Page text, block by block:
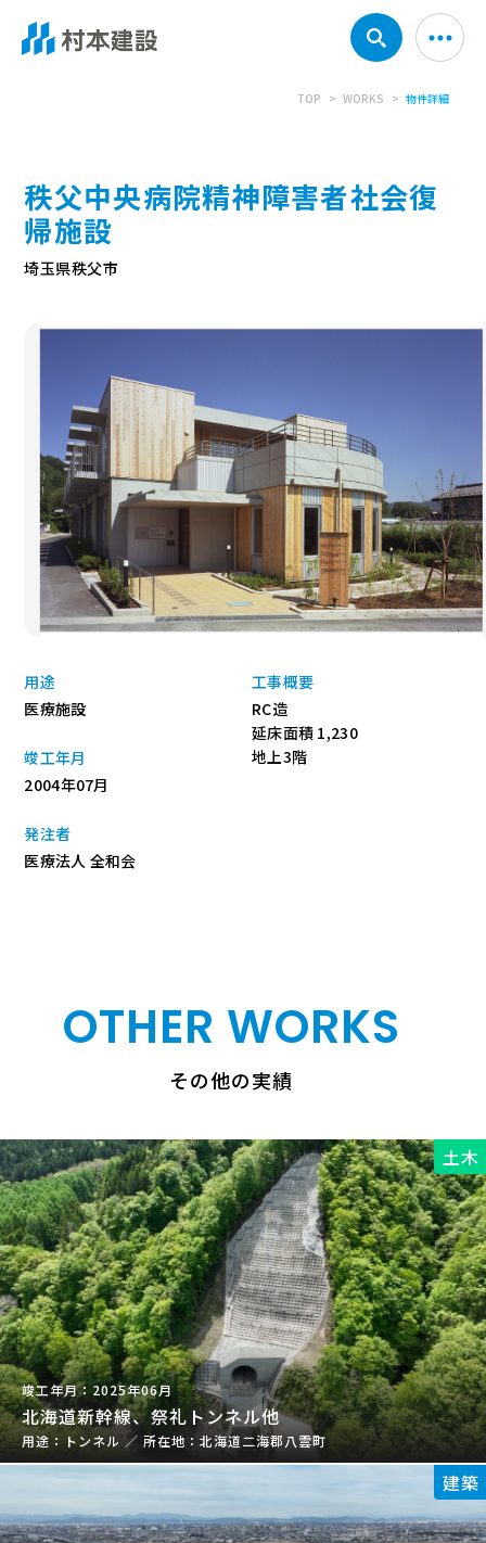
TOP WORKS 物件詳細
秩父中央病院精神障害者社会復
帰施設
埼玉県秩父市
用途
医療施設
竣工年月
2004年07月
発注者
医療法人 全和会
工事概要
RC造
延床面積 1,230
地上3階
OTHER WORKS
その他の実績
土木
2025年06月
北海道新幹線、祭礼トンネル他
トンネル ／ 北海道二海郡八雲町
建築